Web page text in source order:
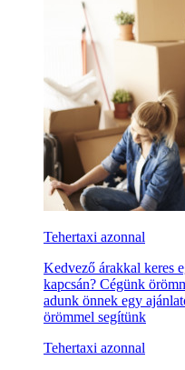
Tehertaxi azonnal
Kedvező árakkal keres
kapcsán? Cégünk
adunk önnek egy
örömmel segítünk
Tehertaxi azonnal